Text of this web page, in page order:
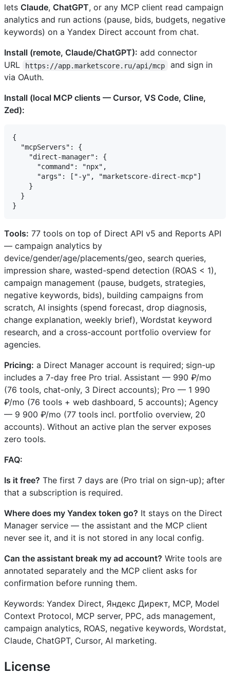
lets Claude, ChatGPT, or any MCP client read campaign
analytics and run actions (pause, bids, budgets, negative
keywords) on a Yandex Direct account from chat.
Install (remote, Claude/ChatGPT): add connector
URL
https://app.marketscore.ru/api/mcp
and sign in
via OAuth.
Install (local MCP clients — Cursor, VS Code, Cline,
Zed):
{
  "mcpServers": {
    "direct-manager": {
      "command": "npx",
      "args": ["-y", "marketscore-direct-mcp"]
    }
  }
Tools: 77 tools on top of Direct API v5 and Reports API
— campaign analytics by
device/gender/age/placements/geo, search queries,
impression share, wasted-spend detection (ROAS < 1),
campaign management (pause, budgets, strategies,
negative keywords, bids), building campaigns from
scratch, AI insights (spend forecast, drop diagnosis,
change explanation, weekly brief), Wordstat keyword
research, and a cross-account portfolio overview for
agencies.
Pricing: a Direct Manager account is required; sign-up
includes a 7-day free Pro trial. Assistant — 990 ₽/mo
(76 tools, chat-only, 3 Direct accounts); Pro — 1 990
₽/mo (76 tools + web dashboard, 5 accounts); Agency
— 9 900 ₽/mo (77 tools incl. portfolio overview, 20
accounts). Without an active plan the server exposes
zero tools.
FAQ:
Is it free? The first 7 days are (Pro trial on sign-up); after
that a subscription is required.
Where does my Yandex token go? It stays on the Direct
Manager service — the assistant and the MCP client
never see it, and it is not stored in any local config.
Can the assistant break my ad account? Write tools are
annotated separately and the MCP client asks for
confirmation before running them.
Keywords: Yandex Direct, Яндекс Директ, MCP, Model
Context Protocol, MCP server, PPC, ads management,
campaign analytics, ROAS, negative keywords, Wordstat,
Claude, ChatGPT, Cursor, AI marketing.
License